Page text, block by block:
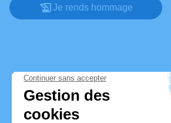
Je rends hommage